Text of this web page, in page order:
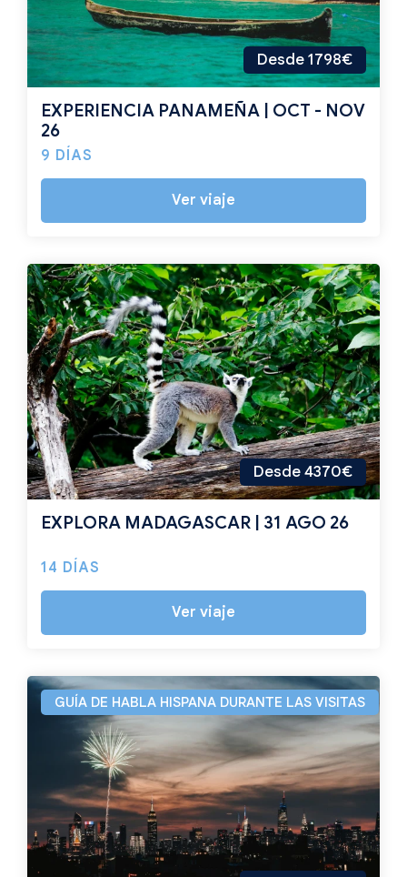
Desde 1798€
EXPERIENCIA PANAMEÑA | OCT - NOV
26
9 DÍAS
Ver viaje
Desde 4370€
EXPLORA MADAGASCAR | 31 AGO 26
14 DÍAS
Ver viaje
GUÍA DE HABLA HISPANA DURANTE LAS VISITAS